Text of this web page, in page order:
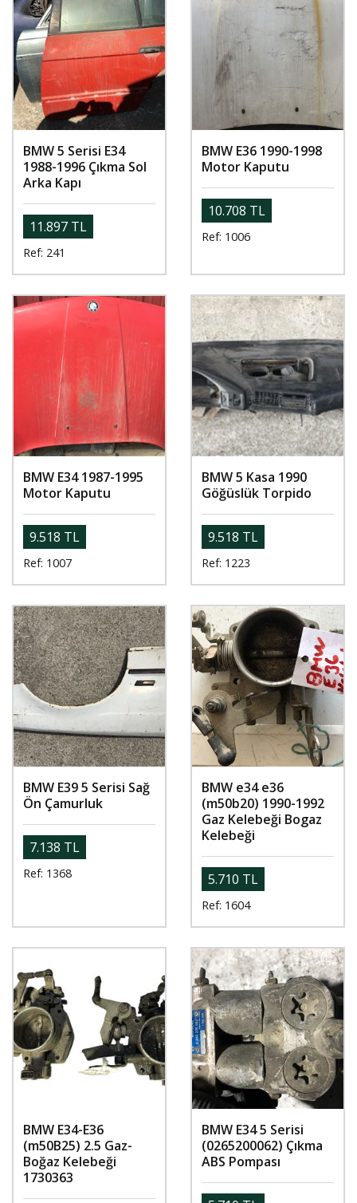
BMW 5 Serisi E34
1988-1996 Çıkma Sol
Arka Kapı
11.897 TL
Ref: 241
BMW E36 1990-1998
Motor Kaputu
10.708 TL
Ref: 1006
BMW E34 1987-1995
Motor Kaputu
9.518 TL
Ref: 1007
BMW 5 Kasa 1990
Göğüslük Torpido
9.518 TL
Ref: 1223
BMW E39 5 Serisi Sağ
Ön Çamurluk
7.138 TL
Ref: 1368
BMW e34 e36
(m50b20) 1990-1992
Gaz Kelebeği Bogaz
Kelebeği
5.710 TL
Ref: 1604
BMW E34-E36
(m50B25) 2.5 Gaz-
Boğaz Kelebeği
1730363
BMW E34 5 Serisi
(0265200062) Çıkma
ABS Pompası